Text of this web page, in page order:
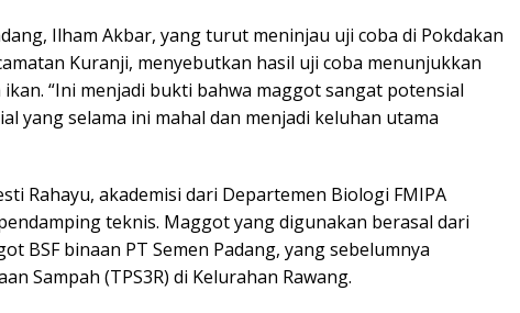
Ilham Akbar, yang turut meninjau uji coba di Pokdakan
Kuranji, menyebutkan hasil uji coba menunjukkan
“Ini menjadi bukti bahwa maggot sangat potensial
yang selama ini mahal dan menjadi keluhan utama
Rahayu, akademisi dari Departemen Biologi FMIPA
teknis. Maggot yang digunakan berasal dari
BSF binaan PT Semen Padang, yang sebelumnya
Sampah (TPS3R) di Kelurahan Rawang.